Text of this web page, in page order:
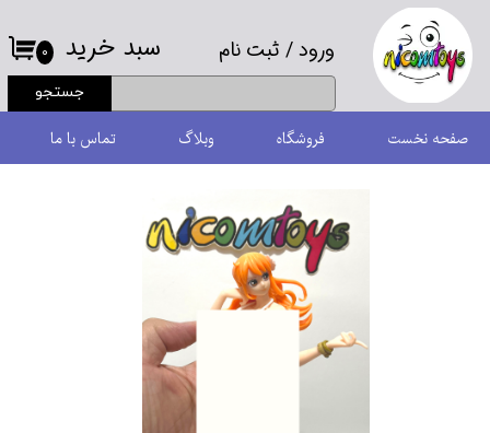
ورود/ ثبت نام
حساب کاربری من
تغییر گذر واژه
سفارشات
خروج از حساب کاربری
جستجو
۰ سبد خرید
صفحه نخست فروشگاه وبلاگ تماس با ما